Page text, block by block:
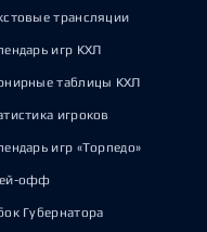
трансляции
игр КХЛ
таблицы КХЛ
игроков
игр «Торпедо»
офф
Губернатора